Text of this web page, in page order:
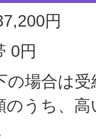
円
0円
の場合は
のうち、